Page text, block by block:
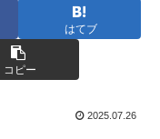
はてブ
コピー
2025.07.26